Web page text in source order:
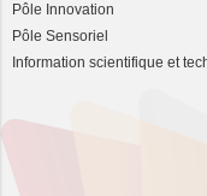
Pôle Innovation
Pôle Sensoriel
Information scientifique et